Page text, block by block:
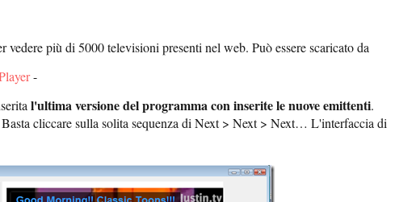
più di 5000 televisioni presenti nel web. Può essere scaricato da
-
l'ultima versione del programma con inserite le nuove emittenti.
cliccare sulla solita sequenza di Next > Next > Next… L'interfaccia di